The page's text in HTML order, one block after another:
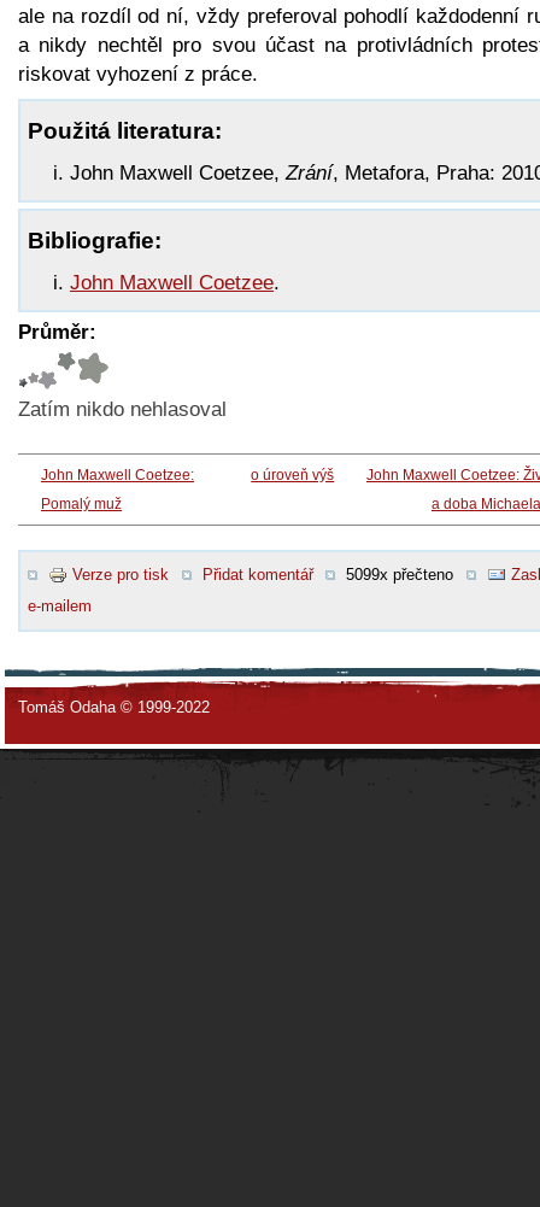
ale na rozdíl od ní, vždy preferoval pohodlí každodenní
a nikdy nechtěl pro svou účast na protivládních
riskovat vyhození z práce.
Použitá literatura:
John Maxwell Coetzee, Zrání, Metafora, Praha:
Bibliografie:
John Maxwell Coetzee.
Průměr:
Zatím nikdo nehlasoval
John Maxwell Coetzee:
Pomalý muž
o úroveň výš
John Maxwell Coetzee:
a doba
Verze pro tisk Přidat komentář 5099x přečteno
e-mailem
Tomáš Odaha © 1999-2022